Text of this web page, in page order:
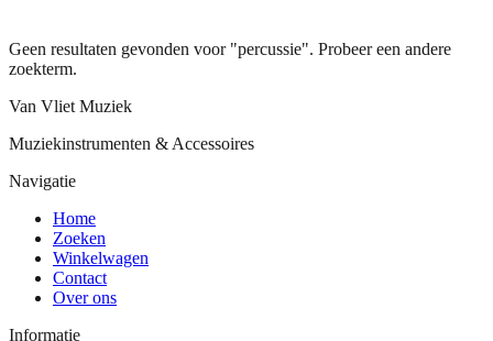
Geen resultaten gevonden voor "percussie". Probeer een andere
zoekterm.
Van Vliet Muziek
Muziekinstrumenten & Accessoires
Navigatie
Home
Zoeken
Winkelwagen
Contact
Over ons
Informatie